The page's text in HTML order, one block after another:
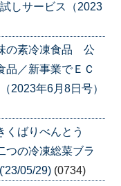
しサービス（2023
の素冷凍食品 公
品／新事業でＥＣ
2023年6月8日号）
くばりべんとう
つの冷凍総菜ブラ
05/29) (0734)